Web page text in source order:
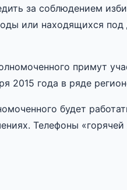
за соблюдением
или находящихся
примут
2015 года в ряде
будет
Телефоны «горячей